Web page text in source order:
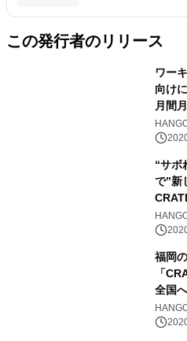
この発行者のリリース
ワー
向け
月間
“サボ
で”新
料体
中!!
福岡
「
全国
ンラ
ター